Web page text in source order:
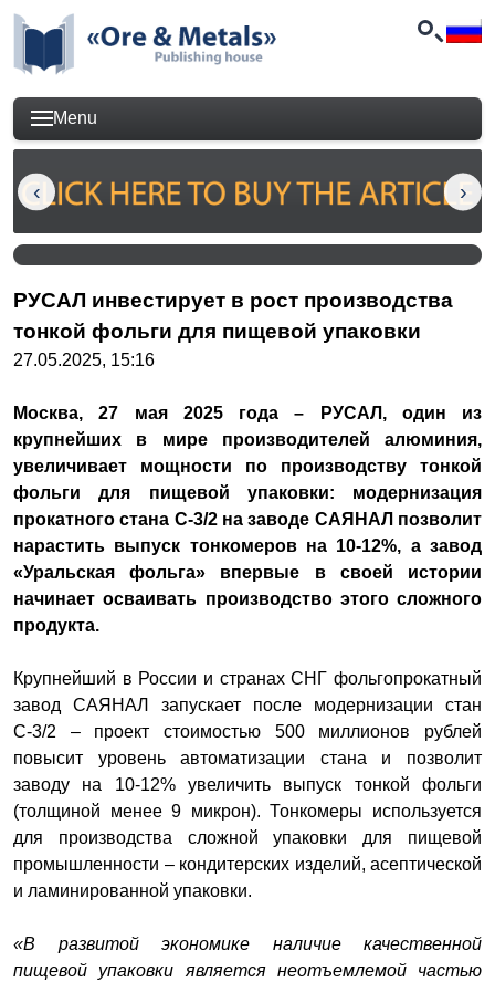
Menu
РУСАЛ инвестирует в рост производства
тонкой фольги для пищевой упаковки
27.05.2025, 15:16
Москва, 27 мая 2025 года – РУСАЛ, один из
крупнейших в мире производителей алюминия,
увеличивает мощности по производству тонкой
фольги для пищевой упаковки: модернизация
прокатного стана С-3/2 на заводе САЯНАЛ позволит
нарастить выпуск тонкомеров на 10-12%, а завод
«Уральская фольга» впервые в своей истории
начинает осваивать производство этого сложного
продукта.
Крупнейший в России и странах СНГ фольгопрокатный
завод САЯНАЛ запускает после модернизации стан
С-3/2 – проект стоимостью 500 миллионов рублей
повысит уровень автоматизации стана и позволит
заводу на 10-12% увеличить выпуск тонкой фольги
(толщиной менее 9 микрон). Тонкомеры используется
для производства сложной упаковки для пищевой
промышленности – кондитерских изделий, асептической
и ламинированной упаковки.
«В развитой экономике наличие качественной
пищевой упаковки является неотъемлемой частью